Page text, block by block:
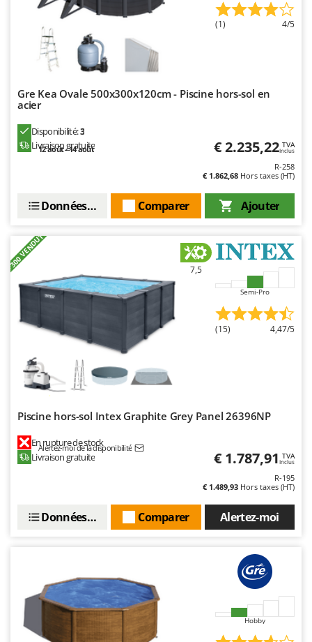
Master
Mastercook
Masterpro
McCulloch
MCH
Michelin
Mille
Minox
More than chef
MOVA
MTD
N
Nilfisk
Ninja
Novatec
NuovaFac
Ompagrill
Ooni
Oriental Koshin
(1) 4/5
Gre Kea Ovale 500x300x120cm - Piscine hors-sol en
acier
Disponibilité:3
Livraison gratuite
12 août - 14 août € 2.235,22 TVA
Inclus
R-258
€ 1.862,68 Hors taxes (HT)
Ajouter
Comparer
Données techniques
+300 VENDUTI 7,5
Semi-Pro
(15) 4,47/5
Piscine hors-sol Intex Graphite Grey Panel 26396NP
En rupture de stock
Alertez-moi de la disponibilité
Livraison gratuite € 1.787,91 TVA
Inclus
R-195
€ 1.489,93 Hors taxes (HT)
Alertez-moi
Comparer
Données techniques
Hobby